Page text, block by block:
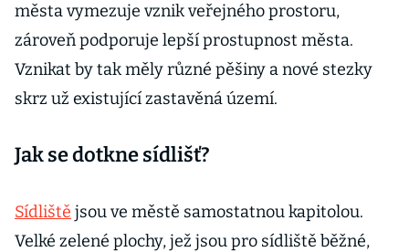
města vymezuje vznik veřejného prostoru,
zároveň podporuje lepší prostupnost města.
Vznikat by tak měly různé pěšiny a nové stezky
skrz už existující zastavěná území.
Jak se dotkne sídlišť?
Sídliště jsou ve městě samostatnou kapitolou.
Velké zelené plochy, jež jsou pro sídliště běžné,